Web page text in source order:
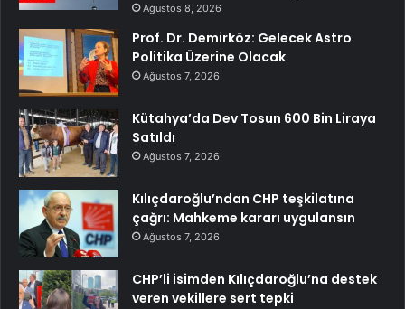
Ağustos 8, 2026
Prof. Dr. Demirköz: Gelecek Astro
Politika Üzerine Olacak
Ağustos 7, 2026
Kütahya’da Dev Tosun 600 Bin Liraya
Satıldı
Ağustos 7, 2026
Kılıçdaroğlu’ndan CHP teşkilatına
çağrı: Mahkeme kararı uygulansın
Ağustos 7, 2026
CHP’li isimden Kılıçdaroğlu’na destek
veren vekillere sert tepki